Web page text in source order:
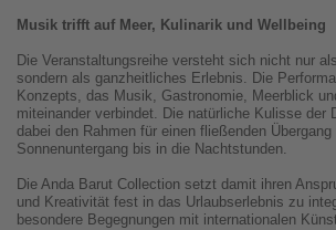
Musik trifft auf Meer, Kulinarik und Wellbeing
Die Veranstaltungsreihe versteht sich nicht nur
sondern als ganzheitliches Erlebnis. Die
Konzepts, das Musik, Gastronomie, Meerblick
miteinander verbindet. Die natürliche Kulisse der
dabei den Rahmen für einen fließenden
Sonnenuntergang bis in die Nachtstunden.
Die Anda Barut Collection setzt damit ihren
und Kreativität fest in das Urlaubserlebnis zu
besondere Begegnungen mit internationalen